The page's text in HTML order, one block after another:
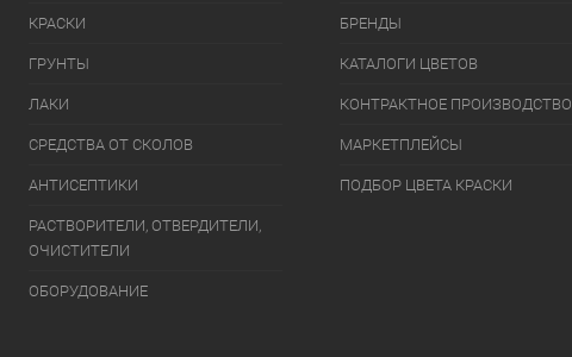
КРАСКИ
ГРУНТЫ
ЛАКИ
СРЕДСТВА ОТ СКОЛОВ
АНТИСЕПТИКИ
РАСТВОРИТЕЛИ, ОТВЕРДИТЕЛИ,
ОЧИСТИТЕЛИ
ОБОРУДОВАНИЕ
БРЕНДЫ
КАТАЛОГИ ЦВЕТОВ
КОНТРАКТНОЕ ПРОИЗВОДСТВО
МАРКЕТПЛЕЙСЫ
ПОДБОР ЦВЕТА КРАСКИ